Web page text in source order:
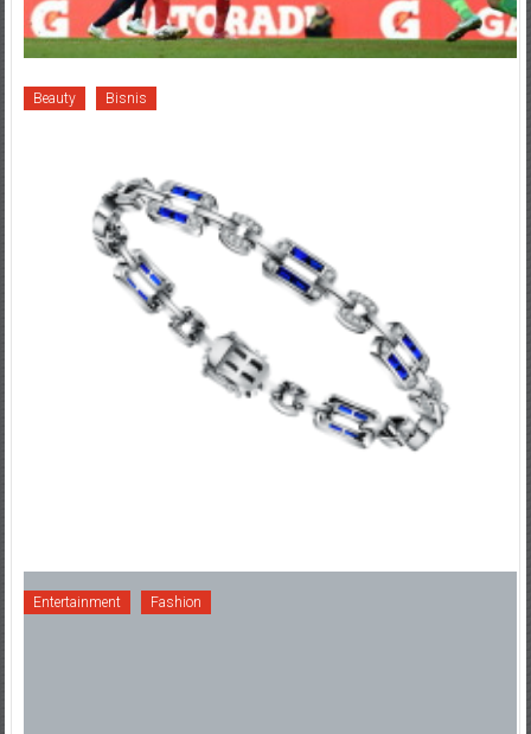
Beauty Bisnis
Entertainment Fashion